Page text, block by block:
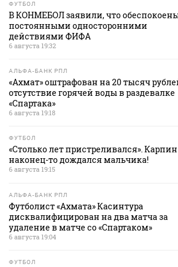
ФУТБОЛ
В КОНМЕБОЛ заявили, что
постоянными односторонними
действиями ФИФА
6 августа 19:32
АЛЬФА-БАНК РПЛ
«Ахмат» оштрафован на 20 тысяч
отсутствие горячей воды в раздевалке
«Спартака»
6 августа 19:18
ФУТБОЛ
«Столько лет пристреливался». Карпин
наконец-то дождался мальчика!
6 августа 19:15
АЛЬФА-БАНК РПЛ
Футболист «Ахмата» Касинтура
дисквалифицирован на два матча за
удаление в матче со «Спартаком»
6 августа 19:04
ФУТБОЛ